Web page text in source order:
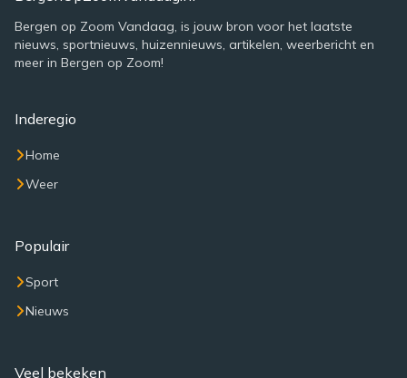
Bergen op Zoom Vandaag, is jouw bron voor het laatste
nieuws, sportnieuws, huizennieuws, artikelen, weerbericht en
meer in Bergen op Zoom!
Inderegio
Home
Weer
Populair
Sport
Nieuws
Veel bekeken